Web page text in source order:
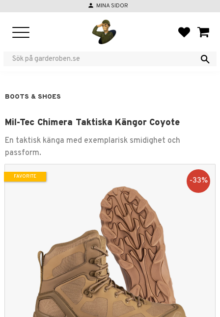
person MINA SIDOR
BOOTS & SHOES
Mil-Tec Chimera Taktiska Kängor Coyote
En taktisk känga med exemplarisk smidighet och
passform.
33%
FAVORITE